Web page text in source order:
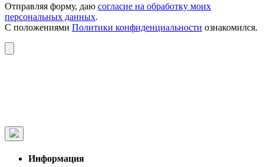
Отправляя форму, даю согласие на обработку моих
персональных данных.
С положениями Политики конфиденциальности ознакомился.
Информация